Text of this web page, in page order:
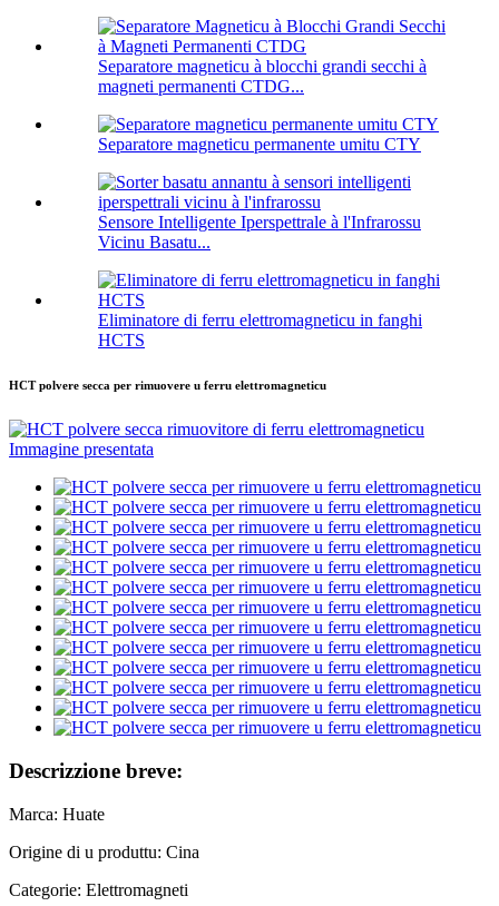
Separatore magneticu à blocchi grandi secchi à
magneti permanenti CTDG...
Separatore magneticu permanente umitu CTY
Sensore Intelligente Iperspettrale à l'Infrarossu
Vicinu Basatu...
Eliminatore di ferru elettromagneticu in fanghi
HCTS
HCT polvere secca per rimuovere u ferru elettromagneticu
Descrizzione breve:
Marca: Huate
Origine di u produttu: Cina
Categorie: Elettromagneti